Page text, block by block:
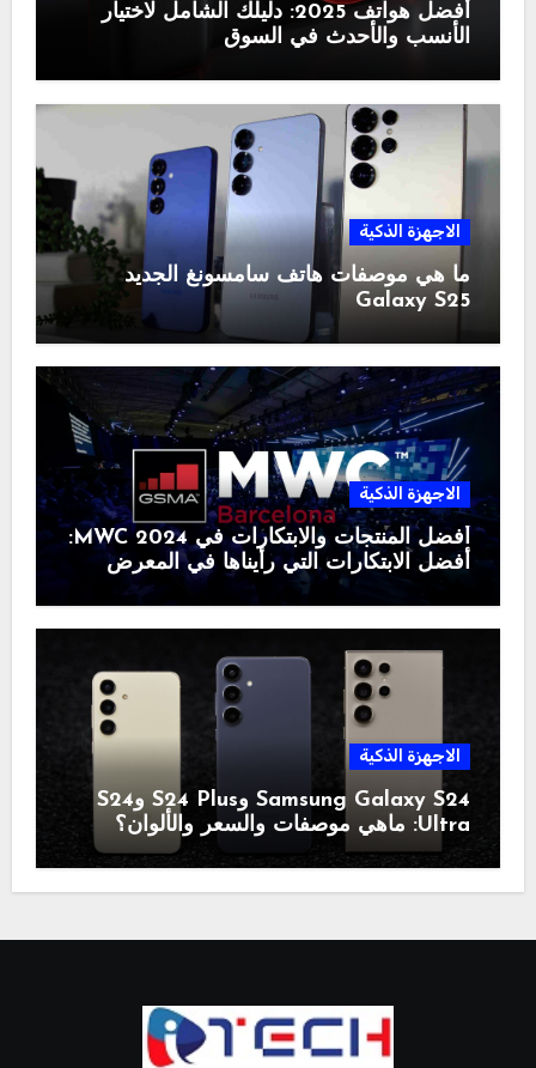
أفضل هواتف 2025: دليلك الشامل لاختيار
الأنسب والأحدث في السوق
الاجهزة الذكية
ما هي موصفات هاتف سامسونغ الجديد
Galaxy S25
الاجهزة الذكية
أفضل المنتجات والابتكارات في MWC 2024:
أفضل الابتكارات التي رأيناها في المعرض
الاجهزة الذكية
Samsung Galaxy S24 وS24 Plus وS24
Ultra: ماهي موصفات والسعر والألوان؟